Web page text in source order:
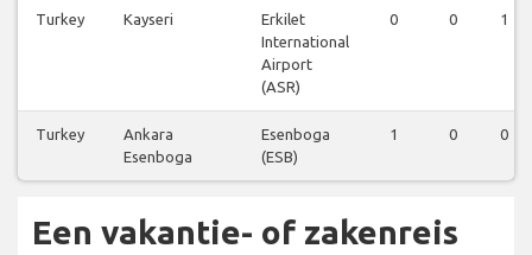
Turkey Kayseri
Erkilet
International
Airport
(ASR)
0 0 1
Turkey
Ankara
Esenboga
Esenboga
(ESB)
1 0 0
Een vakantie- of zakenreis